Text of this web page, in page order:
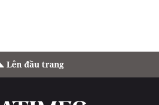
Lên đầu trang